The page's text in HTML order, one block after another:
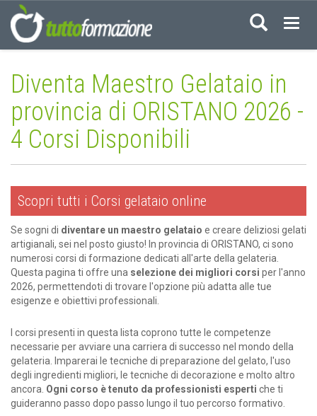
Diventa Maestro Gelataio in
provincia di ORISTANO 2026 -
4 Corsi Disponibili
Scopri tutti i Corsi gelataio online
Se sogni di diventare un maestro gelataio e creare deliziosi gelati
artigianali, sei nel posto giusto! In provincia di ORISTANO, ci sono
numerosi corsi di formazione dedicati all'arte della gelateria.
Questa pagina ti offre una selezione dei migliori corsi per l'anno
2026, permettendoti di trovare l'opzione più adatta alle tue
esigenze e obiettivi professionali.
I corsi presenti in questa lista coprono tutte le competenze
necessarie per avviare una carriera di successo nel mondo della
gelateria. Imparerai le tecniche di preparazione del gelato, l'uso
degli ingredienti migliori, le tecniche di decorazione e molto altro
ancora. Ogni corso è tenuto da professionisti esperti che ti
guideranno passo dopo passo lungo il tuo percorso formativo.